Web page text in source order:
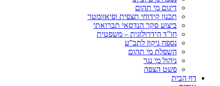
דיגום מי תהום
תכנון קידוחי תצפית ופיאזומטר
ביצוע סקר הנדסאי תברואתי
חו”ד הידרולוגית – משפטית
נספח ניקוז לתב”ע
השפלת מי תהום
ניהול מי נגר
פשט הצפה
דף הבית